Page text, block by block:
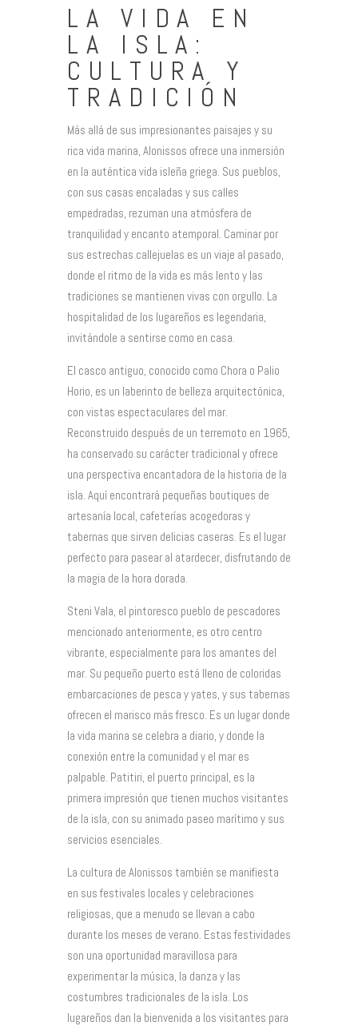
LA VIDA EN
LA ISLA:
CULTURA Y
TRADICIÓN
Más allá de sus impresionantes paisajes y su
rica vida marina, Alonissos ofrece una inmersión
en la auténtica vida isleña griega. Sus pueblos,
con sus casas encaladas y sus calles
empedradas, rezuman una atmósfera de
tranquilidad y encanto atemporal. Caminar por
sus estrechas callejuelas es un viaje al pasado,
donde el ritmo de la vida es más lento y las
tradiciones se mantienen vivas con orgullo. La
hospitalidad de los lugareños es legendaria,
invitándole a sentirse como en casa.
El casco antiguo, conocido como Chora o Palio
Horio, es un laberinto de belleza arquitectónica,
con vistas espectaculares del mar.
Reconstruido después de un terremoto en 1965,
ha conservado su carácter tradicional y ofrece
una perspectiva encantadora de la historia de la
isla. Aquí encontrará pequeñas boutiques de
artesanía local, cafeterías acogedoras y
tabernas que sirven delicias caseras. Es el lugar
perfecto para pasear al atardecer, disfrutando de
la magia de la hora dorada.
Steni Vala, el pintoresco pueblo de pescadores
mencionado anteriormente, es otro centro
vibrante, especialmente para los amantes del
mar. Su pequeño puerto está lleno de coloridas
embarcaciones de pesca y yates, y sus tabernas
ofrecen el marisco más fresco. Es un lugar donde
la vida marina se celebra a diario, y donde la
conexión entre la comunidad y el mar es
palpable. Patitiri, el puerto principal, es la
primera impresión que tienen muchos visitantes
de la isla, con su animado paseo marítimo y sus
servicios esenciales.
La cultura de Alonissos también se manifiesta
en sus festivales locales y celebraciones
religiosas, que a menudo se llevan a cabo
durante los meses de verano. Estas festividades
son una oportunidad maravillosa para
experimentar la música, la danza y las
costumbres tradicionales de la isla. Los
lugareños dan la bienvenida a los visitantes para